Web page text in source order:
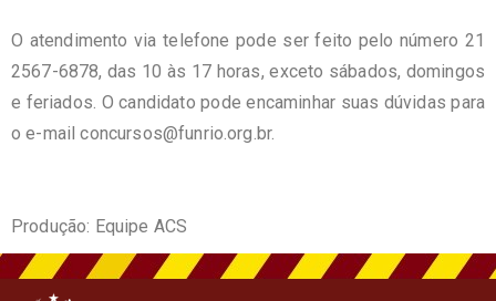
O atendimento via telefone pode ser feito pelo número 21
2567-6878, das 10 às 17 horas, exceto sábados, domingos
e feriados. O candidato pode encaminhar suas dúvidas para
o e-mailconcursos@funrio.org.br.
Produção: Equipe ACS